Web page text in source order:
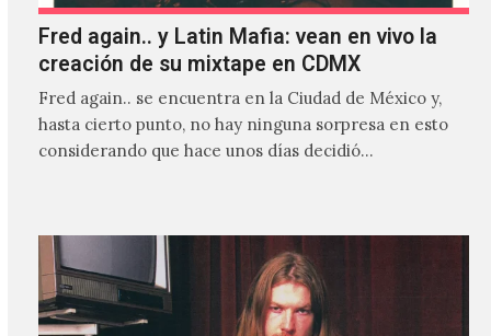
Fred again.. y Latin Mafia: vean en vivo la
creación de su mixtape en CDMX
Fred again.. se encuentra en la Ciudad de México y,
hasta cierto punto, no hay ninguna sorpresa en esto
considerando que hace unos días decidió…